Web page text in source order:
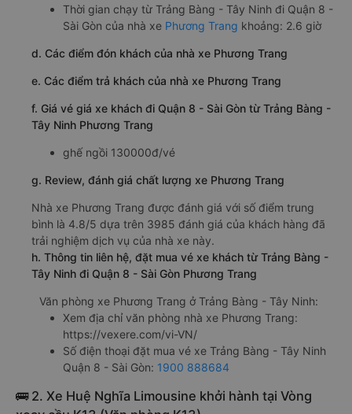
Thời gian chạy từ Trảng Bàng - Tây Ninh đi Quận 8 -
Sài Gòn của nhà xe Phương Trang khoảng: 2.6 giờ
d. Các điểm đón khách của nhà xe Phương Trang
e. Các điểm trả khách của nhà xe Phương Trang
f. Giá vé giá xe khách đi Quận 8 - Sài Gòn từ Trảng Bàng -
Tây Ninh Phương Trang
ghế ngồi 130000đ/vé
g. Review, đánh giá chất lượng xe Phương Trang
Nhà xe Phương Trang được đánh giá với số điểm trung
bình là 4.8/5 dựa trên 3985 đánh giá của khách hàng đã
trải nghiệm dịch vụ của nhà xe này.
h. Thông tin liên hệ, đặt mua vé xe khách từ Trảng Bàng -
Tây Ninh đi Quận 8 - Sài Gòn Phương Trang
Văn phòng xe Phương Trang ở Trảng Bàng - Tây Ninh:
Xem địa chỉ văn phòng nhà xe Phương Trang:
https://vexere.com/vi-VN/
Số điện thoại đặt mua vé xe Trảng Bàng - Tây Ninh
Quận 8 - Sài Gòn: 1900 888684
🚌 2. Xe Huệ Nghĩa Limousine khởi hành tại Vòng